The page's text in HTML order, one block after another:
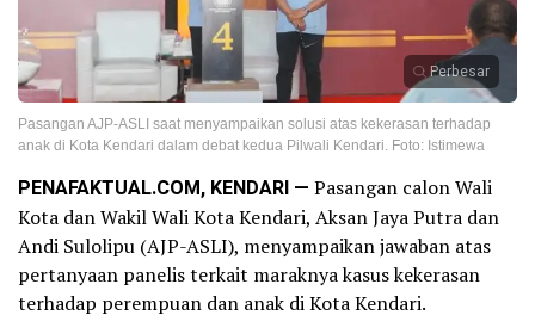
Perbesar
Pasangan AJP-ASLI saat menyampaikan solusi atas kekerasan terhadap
anak di Kota Kendari dalam debat kedua Pilwali Kendari. Foto: Istimewa
PENAFAKTUAL.COM, KENDARI — Pasangan calon Wali
Kota dan Wakil Wali Kota Kendari, Aksan Jaya Putra dan
Andi Sulolipu (AJP-ASLI), menyampaikan jawaban atas
pertanyaan panelis terkait maraknya kasus kekerasan
terhadap perempuan dan anak di Kota Kendari.